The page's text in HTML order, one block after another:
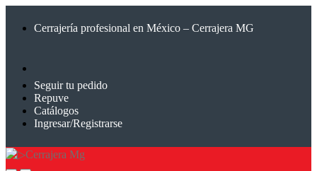
Cerrajería profesional en México – Cerrajera MG
Seguir tu pedido
Repuve
Catálogos
Ingresar/Registrarse